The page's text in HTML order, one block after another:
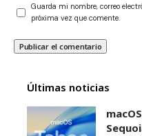
Guarda mi nombre, correo
próxima vez que comente.
Últimas noticias